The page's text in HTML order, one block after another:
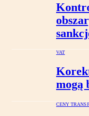
VAT
mogą
CENY